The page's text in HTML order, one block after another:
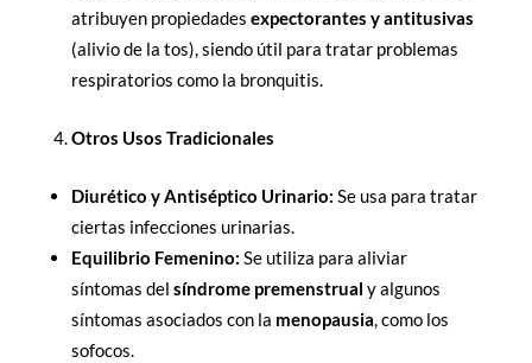
atribuyen propiedades expectorantes y antitusivas
(alivio de la tos), siendo útil para tratar problemas
respiratorios como la bronquitis.
Otros Usos Tradicionales
Diurético y Antiséptico Urinario: Se usa para tratar
ciertas infecciones urinarias.
Equilibrio Femenino: Se utiliza para aliviar
síntomas del síndrome premenstrual y algunos
síntomas asociados con la menopausia, como los
sofocos.